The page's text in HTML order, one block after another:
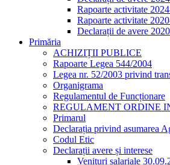
Rapoarte activitate
Rapoarte activitate
Declarații de avere
Primăria
ACHIZIȚII PUBLICE
Rapoarte Legea 544/2004
Legea nr. 52/2003 privind
Organigrama
Regulamentul de Funcționare
REGULAMENT ORDINE
Primarul
Declarația privind asumarea
Codul Etic
Declarații avere și interese
Venituri salariale